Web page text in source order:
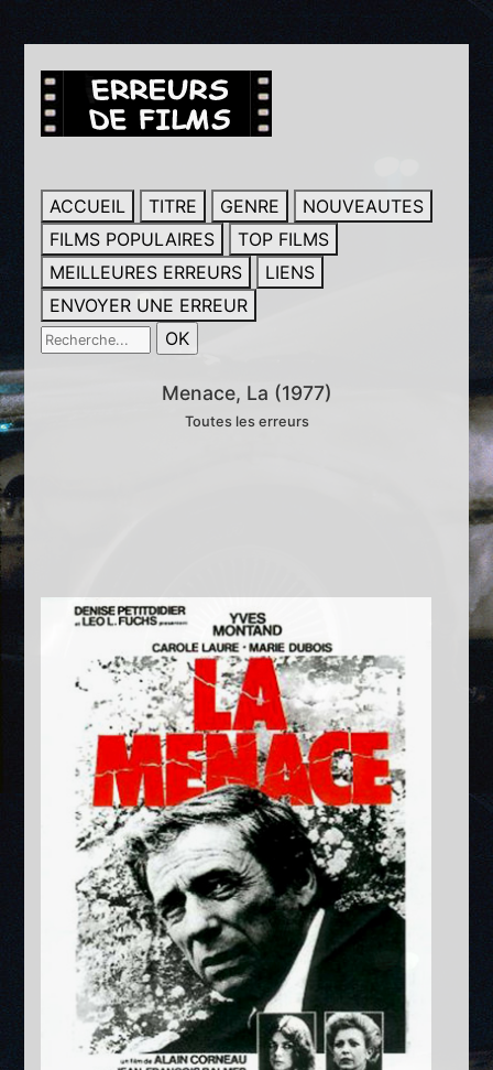
ACCUEIL TITRE GENRE
NOUVEAUTES
FILMS POPULAIRES
TOP FILMS
MEILLEURES ERREURS
LIENS
ENVOYER UNE ERREUR
Menace, La (1977)
Toutes les erreurs